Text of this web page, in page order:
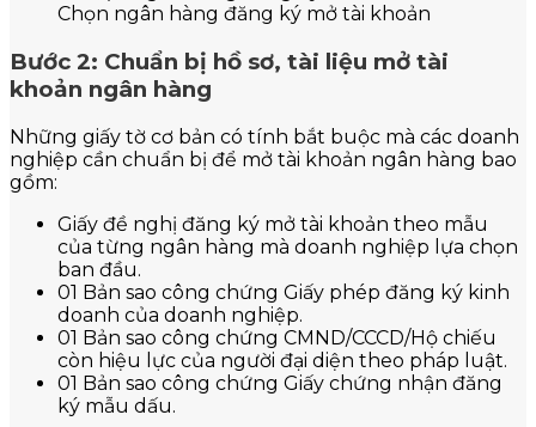
Chọn ngân hàng đăng ký mở tài khoản
Bước 2: Chuẩn bị hồ sơ, tài liệu mở tài
khoản ngân hàng
Những giấy tờ cơ bản có tính bắt buộc mà các doanh
nghiệp cần chuẩn bị để mở tài khoản ngân hàng bao
gồm:
Giấy đề nghị đăng ký mở tài khoản theo mẫu
của từng ngân hàng mà doanh nghiệp lựa chọn
ban đầu.
01 Bản sao công chứng Giấy phép đăng ký kinh
doanh của doanh nghiệp.
01 Bản sao công chứng CMND/CCCD/Hộ chiếu
còn hiệu lực của người đại diện theo pháp luật.
01 Bản sao công chứng Giấy chứng nhận đăng
ký mẫu dấu.